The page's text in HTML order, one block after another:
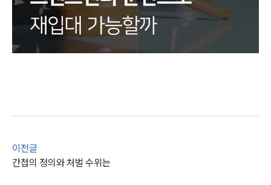
이전글
간첩의 정의와 처벌 수위는